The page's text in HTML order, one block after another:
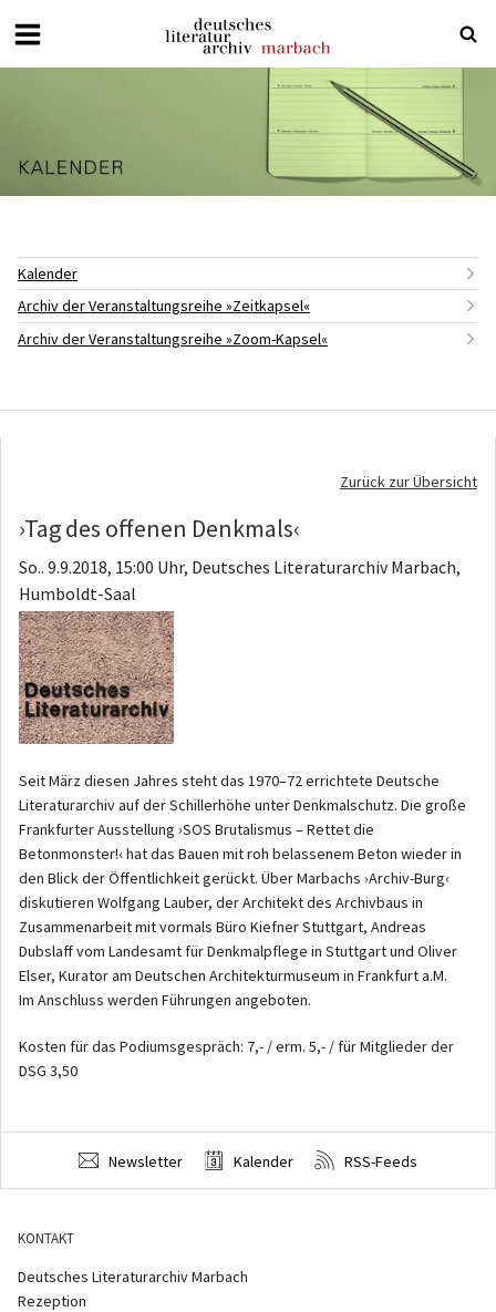
Deutsches
Literaturarchiv
Kalender
Archiv der Veranstaltungsreihe »Zeitkapsel«
Archiv der Veranstaltungsreihe »Zoom-Kapsel«
Zurück zur Übersicht
›Tag des offenen Denkmals‹
So.. 9.9.2018, 15:00 Uhr, Deutsches Literaturarchiv Marbach,
Humboldt-Saal
Seit März diesen Jahres steht das 1970–72 errichtete Deutsche
Literaturarchiv auf der Schillerhöhe unter Denkmalschutz. Die große
Frankfurter Ausstellung ›SOS Brutalismus – Rettet die
Betonmonster!‹ hat das Bauen mit roh belassenem Beton wieder in
den Blick der Öffentlichkeit gerückt. Über Marbachs ›Archiv-Burg‹
diskutieren Wolfgang Lauber, der Architekt des Archivbaus in
Zusammenarbeit mit vormals Büro Kiefner Stuttgart, Andreas
Dubslaff vom Landesamt für Denkmalpflege in Stuttgart und Oliver
Elser, Kurator am Deutschen Architekturmuseum in Frankfurt a.M.
Im Anschluss werden Führungen angeboten.
Kosten für das Podiumsgespräch: 7,- / erm. 5,- / für Mitglieder der
DSG 3,50
Newsletter Kalender RSS-Feeds
KONTAKT
Deutsches Literaturarchiv Marbach
Rezeption